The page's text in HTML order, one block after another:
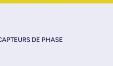
DE PHASE